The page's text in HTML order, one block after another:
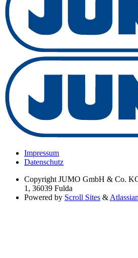
Impressum
Datenschutz
Copyright JUMO GmbH & Co.
1, 36039 Fulda
Powered by Scroll Sites &